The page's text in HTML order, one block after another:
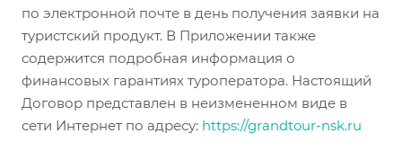
по электронной почте в день получения заявки на
туристский продукт. В Приложении также
содержится подробная информация о
финансовых гарантиях туроператора. Настоящий
Договор представлен в неизмененном виде в
сети Интернет по адресу: https://grandtour-nsk.ru